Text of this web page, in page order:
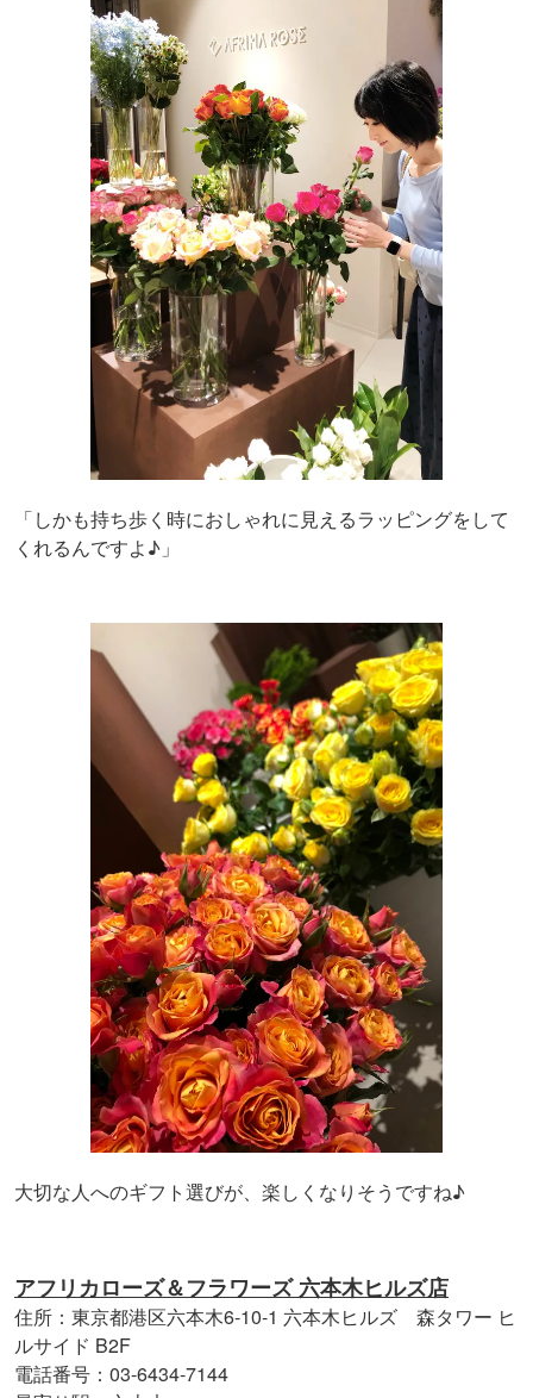
「しかも持ち歩く時におしゃれに見えるラッピングをして
くれるんですよ♪」
大切な人へのギフト選びが、楽しくなりそうですね♪
アフリカローズ＆フラワーズ 六本木ヒルズ店
住所：東京都港区六本木6-10-1 六本木ヒルズ 森タワー ヒ
ルサイド B2F
電話番号：03-6434-7144